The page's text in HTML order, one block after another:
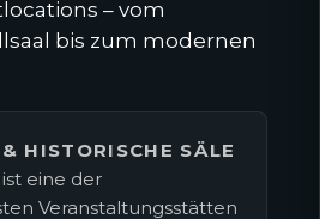
– vom
bis zum modernen
HISTORISCHE SÄLE
eine der
Veranstaltungsstätten